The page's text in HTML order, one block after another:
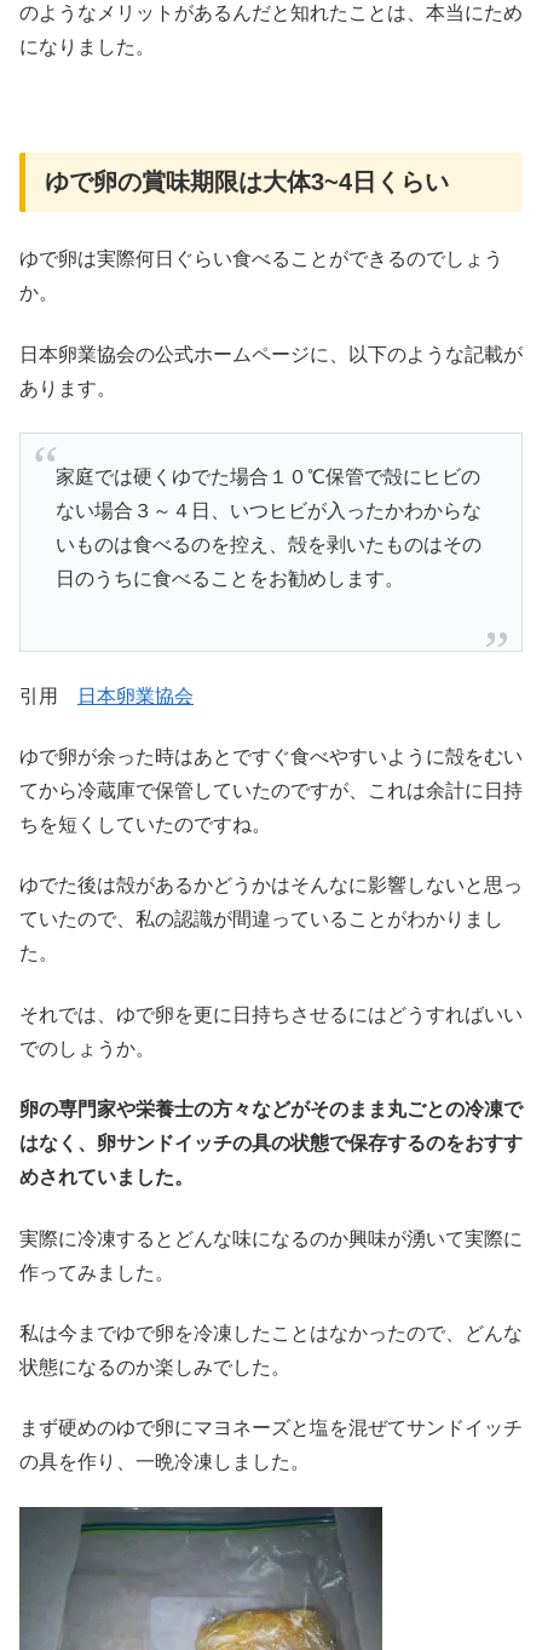
のようなメリットがあるんだと知れたことは、本当にため
になりました。
ゆで卵の賞味期限は大体3~4日くらい
ゆで卵は実際何日ぐらい食べることができるのでしょう
か。
日本卵業協会の公式ホームページに、以下のような記載が
あります。
家庭では硬くゆでた場合１０℃保管で殻にヒビの
ない場合３～４日、いつヒビが入ったかわからな
いものは食べるのを控え、殻を剥いたものはその
日のうちに食べることをお勧めします。
引用 日本卵業協会
ゆで卵が余った時はあとですぐ食べやすいように殻をむい
てから冷蔵庫で保管していたのですが、これは余計に日持
ちを短くしていたのですね。
ゆでた後は殻があるかどうかはそんなに影響しないと思っ
ていたので、私の認識が間違っていることがわかりまし
た。
それでは、ゆで卵を更に日持ちさせるにはどうすればいい
でのしょうか。
卵の専門家や栄養士の方々などがそのまま丸ごとの冷凍で
はなく、卵サンドイッチの具の状態で保存するのをおすす
めされていました。
実際に冷凍するとどんな味になるのか興味が湧いて実際に
作ってみました。
私は今までゆで卵を冷凍したことはなかったので、どんな
状態になるのか楽しみでした。
まず硬めのゆで卵にマヨネーズと塩を混ぜてサンドイッチ
の具を作り、一晩冷凍しました。